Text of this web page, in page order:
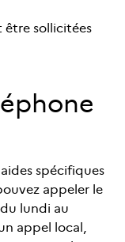
être sollicitées
spécifiques
appeler le
lundi au
appel local,